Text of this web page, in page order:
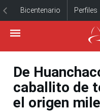
Bicentenario Perfiles
De
caballito de
el origen